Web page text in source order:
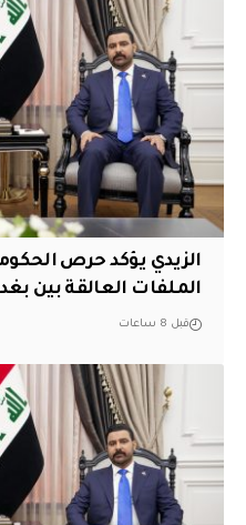
الزيدي يؤكد حرص
الملفات العالقة بين
قبل 8 ساعات